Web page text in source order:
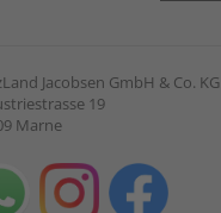
Jacobsen GmbH & Co. KG
19
Marne